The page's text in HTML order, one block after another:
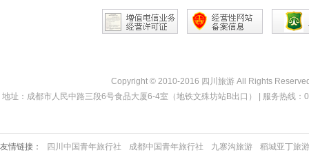
Copyright © 2010-2016 四川旅游 All Rights
地址：成都市人民中路三段6号食品大厦6-4室（地铁文殊坊站B出口） | 服务热
友情链接： 四川中国青年旅行社 成都中国青年旅行社 九寨沟旅游 稻城亚丁旅游